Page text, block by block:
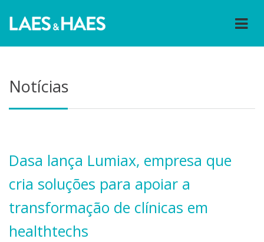
Notícias
Dasa lança Lumiax, empresa que
cria soluções para apoiar a
transformação de clínicas em
healthtechs